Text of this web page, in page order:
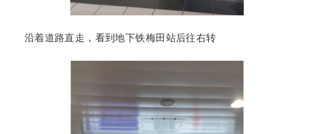
沿着道路直走，看到地下铁梅田站后往右转